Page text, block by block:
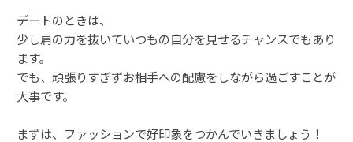
デートのときは、
少し肩の力を抜いていつもの自分を見せるチャンスでもあり
ます。
でも、頑張りすぎずお相手への配慮をしながら過ごすことが
大事です。
まずは、ファッションで好印象をつかんでいきましょう！